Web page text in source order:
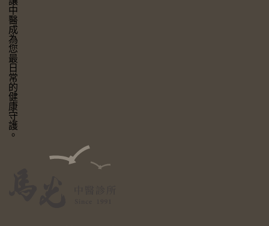
讓中醫成為您最日常的健康守護。